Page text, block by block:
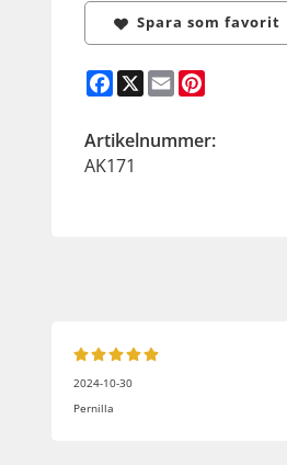
Spara som favorit
Facebook
X Email
Artikelnummer:
AK171
2024-10-30
Pernilla